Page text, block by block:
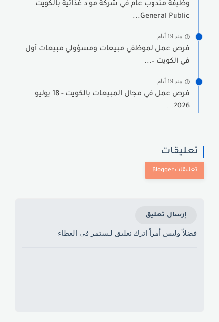
وظيفة مندوب عام في شركة مواد غذائية بالكويت
General Public...
منذ 19 أيام
فرص عمل لموظفي مبيعات ومسؤولي مبيعات أول
في الكويت –...
منذ 19 أيام
فرص عمل في مجال المبيعات بالكويت - 18 يوليو
2026...
تعليقات
إرسال تعليق
فضلاً وليس أمراً اترك تعليق لنستمر في العطاء